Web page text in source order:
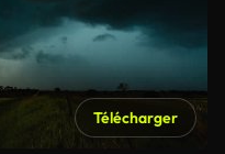
Télécharger